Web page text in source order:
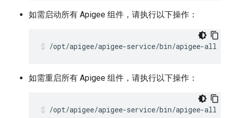
如需启动所有 Apigee 组件，请执行以下操作：
/opt/apigee/apigee-service/bin/apigee-all
如需重启所有 Apigee 组件，请执行以下操作：
/opt/apigee/apigee-service/bin/apigee-all